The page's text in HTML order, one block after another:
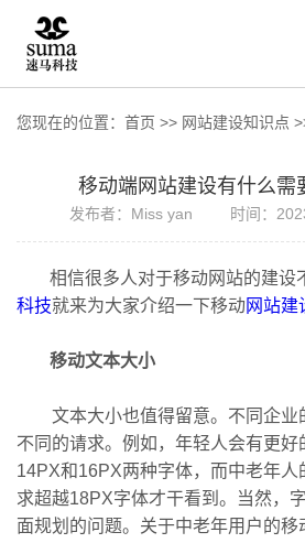
您现在的位置： 首页 >> 网站建设知识点
移动端网站建设有什么需
发布者：Miss yan 时间：
相信很多人对于移动网站的建设
科技就来为大家介绍一下移动 网站建
移动文本大小
文本大小也值得留意。不同企业
不同的请求。例如，年轻人会有更好
14PX和16PX两种字体，而中老年人
求超越18PX字体才干看到。当然，
面规划的问题。关于中老年用户的移